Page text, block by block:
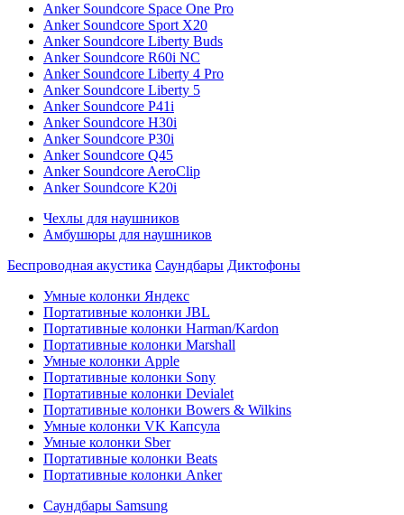
Anker Soundcore Space One Pro
Anker Soundcore Sport X20
Anker Soundcore Liberty Buds
Anker Soundcore R60i NC
Anker Soundcore Liberty 4 Pro
Anker Soundcore Liberty 5
Anker Soundcore P41i
Anker Soundcore H30i
Anker Soundcore P30i
Anker Soundcore Q45
Anker Soundcore AeroClip
Anker Soundcore K20i
Чехлы для наушников
Амбушюры для наушников
Беспроводная акустика Саундбары Диктофоны
Умные колонки Яндекс
Портативные колонки JBL
Портативные колонки Harman/Kardon
Портативные колонки Marshall
Умные колонки Apple
Портативные колонки Sony
Портативные колонки Devialet
Портативные колонки Bowers & Wilkins
Умные колонки VK Капсула
Умные колонки Sber
Портативные колонки Beats
Портативные колонки Anker
Саундбары Samsung